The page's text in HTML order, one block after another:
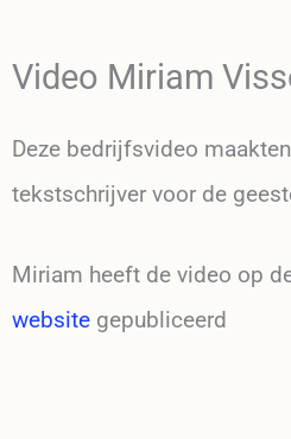
Video Miriam
Deze bedrijfsvideo
tekstschrijver voor de
Miriam heeft de video op
website gepubliceerd